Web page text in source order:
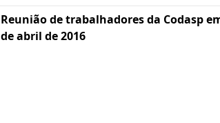
Reunião de trabalhadores da Codasp
de abril de 2016